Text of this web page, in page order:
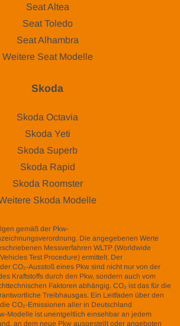
Seat Altea
Seat Toledo
Seat Alhambra
Weitere Seat Modelle
Skoda
Skoda Octavia
Skoda Yeti
Skoda Superb
Skoda Rapid
Skoda Roomster
Skoda Modelle
gemäß der Pkw-
Die angegebenen Werte
Messverfahren WLTP (Worldwide
Test Procedure) ermittelt. Der
CO₂-Ausstoß eines Pkw sind nicht nur von der
Kraftstoffs durch den Pkw, sondern auch vom
Faktoren abhängig. CO₂ ist das für die
Treibhausgas. Ein Leitfaden über den
CO₂-Emissionen aller in Deutschland
Modelle ist unentgeltlich einsehbar an jedem
an dem neue Pkw ausgestellt oder angeboten